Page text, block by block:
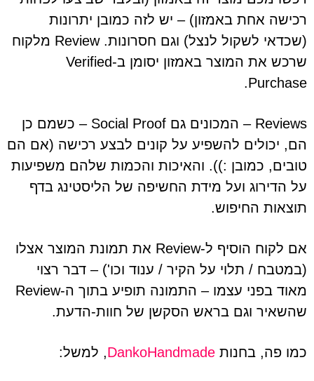
רכישה אחת באמזון) – יש לזה כמובן יתרונות
(שכדאי לשקול לנצל) וגם חסרונות. Review מלקוח
שרכש את המוצר באמזון יסומן ב-Verified
Purchase.
Reviews – המכונים גם Social Proof – כשמם כן
הם, יכולים להשפיע על קונים לבצע רכישה (אם הם
טובים, כמובן :)). והאיכות והכמות שלהם משפיעות
על הדירוג ועל מידת החשיפה של הליסטינג בדף
תוצאות החיפוש.
אם לקוח הוסיף ל-Review את תמונת המוצר אצלו
(במטבח / תלוי על הקיר / ענוד וכו') – דבר רצוי
מאוד בפני עצמו – התמונה תופיע בתוך ה-Review
שהשאיר וגם בראש הסקשן של חוות-הדעת.
כמו פה, בחנות DankoHandmade, למשל: